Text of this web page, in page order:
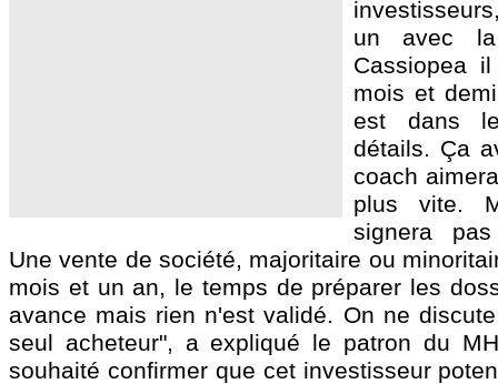
un avec la
Cassiopea
mois et
est dans
détails. Ça
coach
plus vite.
signera
Une vente de société, majoritaire ou
mois et un an, le temps de préparer les
avance mais rien n'est validé. On ne
seul acheteur", a expliqué le patron du
souhaité confirmer que cet investisseur